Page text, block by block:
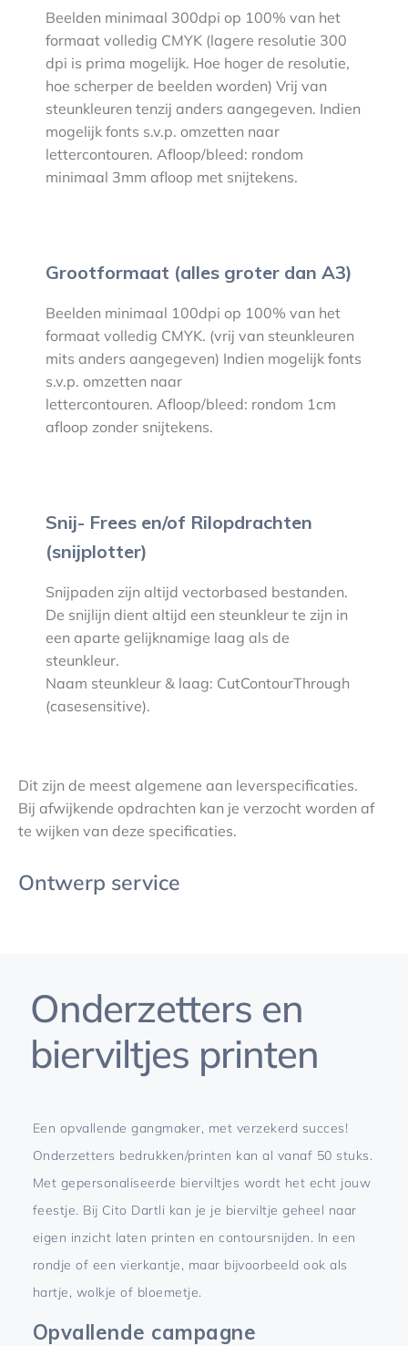
Beelden minimaal 300dpi op 100% van het
formaat volledig CMYK (lagere resolutie 300
dpi is prima mogelijk. Hoe hoger de resolutie,
hoe scherper de beelden worden) Vrij van
steunkleuren tenzij anders aangegeven. Indien
mogelijk fonts s.v.p. omzetten naar
lettercontouren. Afloop/bleed: rondom
minimaal 3mm afloop met snijtekens.
Grootformaat (alles groter dan A3)
Beelden minimaal 100dpi op 100% van het
formaat volledig CMYK. (vrij van steunkleuren
mits anders aangegeven) Indien mogelijk fonts
s.v.p. omzetten naar
lettercontouren. Afloop/bleed: rondom 1cm
afloop zonder snijtekens.
Snij- Frees en/of Rilopdrachten
(snijplotter)
Snijpaden zijn altijd vectorbased bestanden.
De snijlijn dient altijd een steunkleur te zijn in
een aparte gelijknamige laag als de
steunkleur.
Naam steunkleur & laag: CutContourThrough
(casesensitive).
Dit zijn de meest algemene aan leverspecificaties.
Bij afwijkende opdrachten kan je verzocht worden af
te wijken van deze specificaties.
Ontwerp service
Onderzetters en
bierviltjes printen
Een opvallende gangmaker, met verzekerd succes!
Onderzetters bedrukken/printen kan al vanaf 50 stuks.
Met gepersonaliseerde bierviltjes wordt het echt jouw
feestje. Bij Cito Dartli kan je je bierviltje geheel naar
eigen inzicht laten printen en contoursnijden. In een
rondje of een vierkantje, maar bijvoorbeeld ook als
hartje, wolkje of bloemetje.
Opvallende campagne